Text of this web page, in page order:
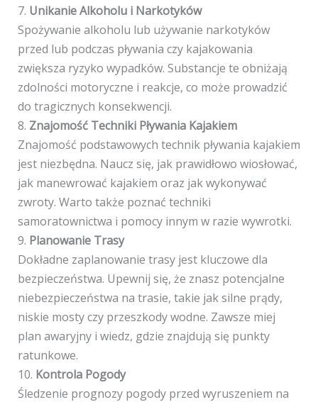
7. Unikanie Alkoholu i Narkotyków
Spożywanie alkoholu lub używanie narkotyków
przed lub podczas pływania czy kajakowania
zwiększa ryzyko wypadków. Substancje te obniżają
zdolności motoryczne i reakcje, co może prowadzić
do tragicznych konsekwencji.
8. Znajomość Techniki Pływania Kajakiem
Znajomość podstawowych technik pływania kajakiem
jest niezbędna. Naucz się, jak prawidłowo wiosłować,
jak manewrować kajakiem oraz jak wykonywać
zwroty. Warto także poznać techniki
samoratownictwa i pomocy innym w razie wywrotki.
9. Planowanie Trasy
Dokładne zaplanowanie trasy jest kluczowe dla
bezpieczeństwa. Upewnij się, że znasz potencjalne
niebezpieczeństwa na trasie, takie jak silne prądy,
niskie mosty czy przeszkody wodne. Zawsze miej
plan awaryjny i wiedz, gdzie znajdują się punkty
ratunkowe.
10. Kontrola Pogody
Śledzenie prognozy pogody przed wyruszeniem na